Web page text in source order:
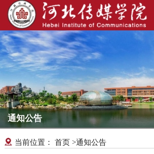
通知公告
当前位置： 首页>通知公告